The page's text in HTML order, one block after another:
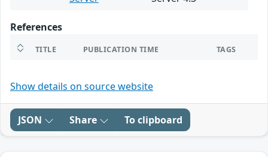
References
TITLE PUBLICATION TIME TAGS
Show details on source website
JSON Share To clipboard